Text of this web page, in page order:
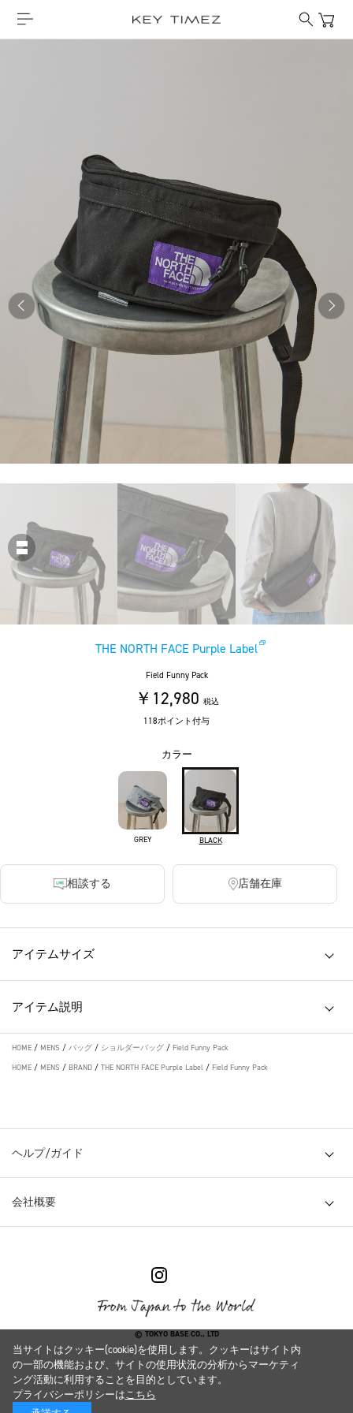
THE NORTH FACE Purple Label
Field Funny Pack
￥12,980 税込
118ポイント付与
カラー
GREY BLACK
相談する 店舗在庫
アイテムサイズ
アイテム説明
HOME / MENS / バッグ / ショルダーバッグ / Field Funny Pack
HOME / MENS / BRAND / THE NORTH FACE Purple Label / Field Funny Pack
ヘルプ/ガイド
会社概要
© TOKYO BASE CO., LTD
当サイトはクッキー(cookie)を使用します。クッキーはサイト内
の一部の機能および、サイトの使用状況の分析からマーケティ
ング活動に利用することを目的としています。
プライバシーポリシーはこちら